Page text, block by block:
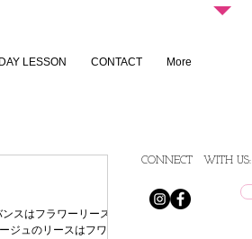
LESSON CONTACT More
スはフラワーリース フ
ジュのリースはフワフワ
CONNECT WITH US: